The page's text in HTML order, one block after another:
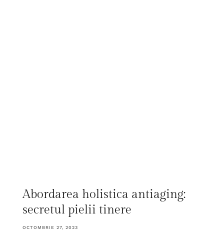
Abordarea holistica antiaging:
secretul pielii tinere
OCTOMBRIE 27, 2023